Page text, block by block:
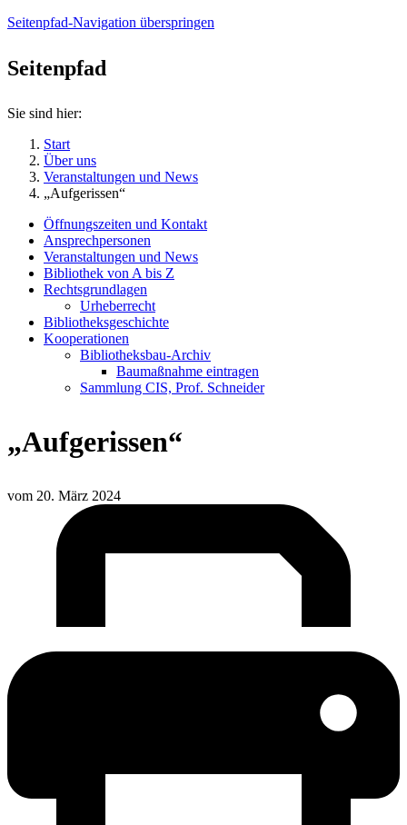
Seitenpfad-Navigation überspringen
Seitenpfad
Sie sind hier:
Start
Über uns
Veranstaltungen und News
„Aufgerissen“
Öffnungszeiten und Kontakt
Ansprechpersonen
Veranstaltungen und News
Bibliothek von A bis Z
Rechtsgrundlagen
Urheberrecht
Bibliotheksgeschichte
Kooperationen
Bibliotheksbau-Archiv
Baumaßnahme eintragen
Sammlung CIS, Prof. Schneider
„Aufgerissen“
vom 20. März 2024